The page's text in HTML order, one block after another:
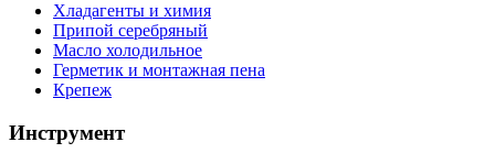
Хладагенты и химия
Припой серебряный
Масло холодильное
Герметик и монтажная пена
Крепеж
Инструмент